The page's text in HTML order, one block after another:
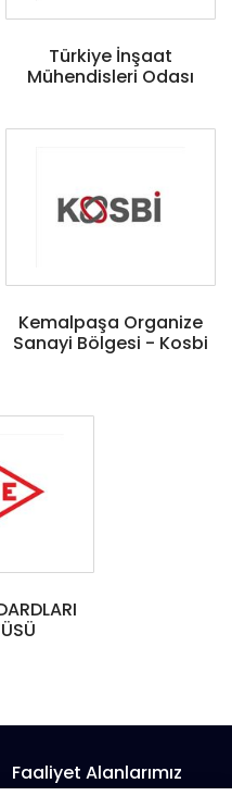
Türkiye İnşaat
Mühendisleri Odası
Kemalpaşa Organize
Sanayi Bölgesi - Kosbi
Faaliyet Alanlarımız